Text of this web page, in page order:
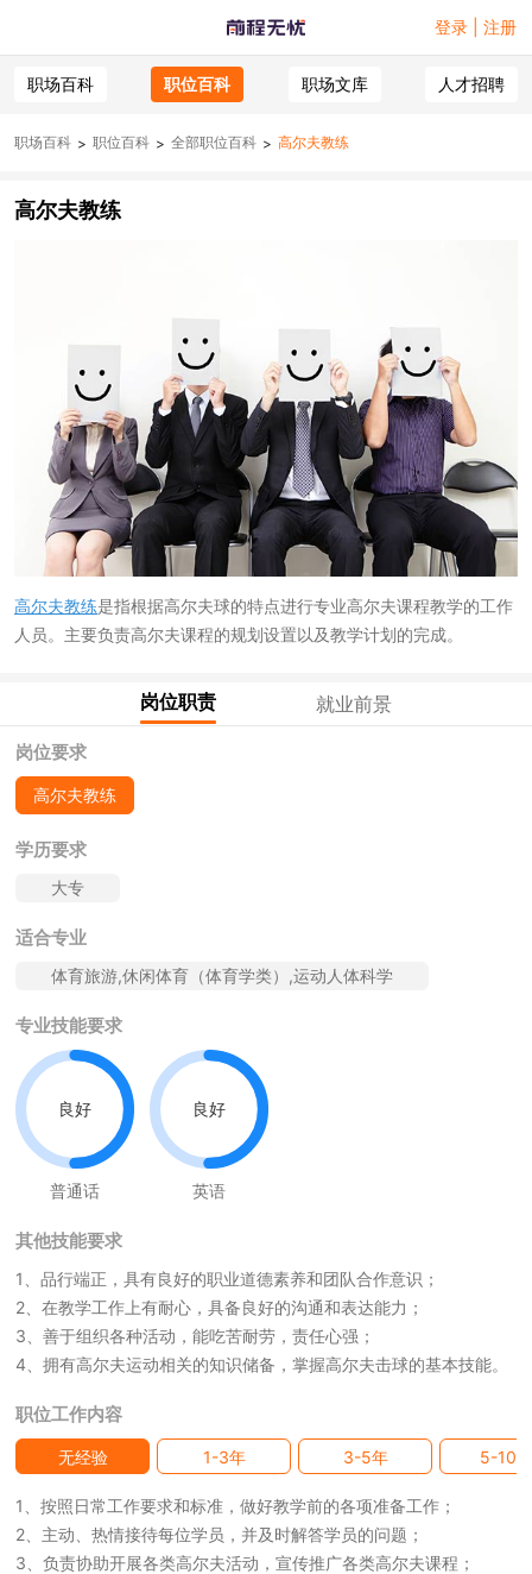
登录 | 注册
职场百科 职位百科 职场文库 人才招聘
职场百科 > 职位百科 > 全部职位百科 > 高尔夫教练
高尔夫教练
高尔夫教练是指根据高尔夫球的特点进行专业高尔夫课程教学的工作
人员。主要负责高尔夫课程的规划设置以及教学计划的完成。
岗位职责 就业前景
岗位要求
高尔夫教练
学历要求
大专
适合专业
体育旅游,休闲体育（体育学类）,运动人体科学
专业技能要求
良好
普通话
良好
英语
其他技能要求
1、品行端正，具有良好的职业道德素养和团队合作意识；
2、在教学工作上有耐心，具备良好的沟通和表达能力；
3、善于组织各种活动，能吃苦耐劳，责任心强；
4、拥有高尔夫运动相关的知识储备，掌握高尔夫击球的基本技能。
职位工作内容
无经验 1-3年 3-5年 5-10年
1、按照日常工作要求和标准，做好教学前的各项准备工作；
2、主动、热情接待每位学员，并及时解答学员的问题；
3、负责协助开展各类高尔夫活动，宣传推广各类高尔夫课程；